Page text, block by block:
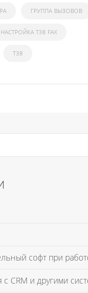
ГРУППА ВЫЗОВОВ
НАСТРОЙКА T38 FAX
Т38
софт при
с CRM и другими